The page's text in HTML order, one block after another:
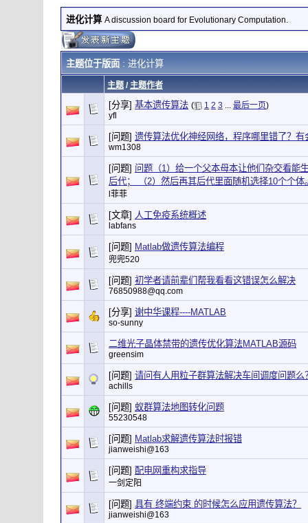
进化计算 A discussion board for Evolutionary Computation.
主题位于版面: 进化计算
主题/ 主题作者
[分享] 基本遗传算法 ( 1 2 3 ... 最后一页)
yfl
[问题] 遗传算法优化神经网络，程序哪里错了？有
wm1308
[问题] 问题（1）给一个父本母本让他们杂交看能
后代； （2）然后再其后代里面随机选择10个个体
l菲菲
[文章] 人工免疫系统概述
labfans
[问题] Matlab做遗传算法编程
兜兜520
[问题] 初学者请前辈们帮我看看这错误怎么解决
76850988@qq.com
[分享] 谢中华课程----MATLAB
so-sunny
二维光子晶体禁带的遗传优化算法MATLAB源码
greensim
[问题] 请问有人用粒子群算法解决车间调度问题么
achills
[问题] 蚁群算法地图转化问题
55230548
[问题] Matlab求解遗传算法时报错
jianweishi@163
[问题] 配电网重构求指导
一剑定阳
[问题] 具有 终端约束 的时候怎么应用遗传算法？
jianweishi@163